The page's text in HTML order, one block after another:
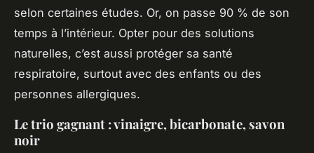
selon certaines études. Or, on passe 90 % de son
temps à l’intérieur. Opter pour des solutions
naturelles, c’est aussi protéger sa santé
respiratoire, surtout avec des enfants ou des
personnes allergiques.
Le trio gagnant : vinaigre, bicarbonate, savon
noir